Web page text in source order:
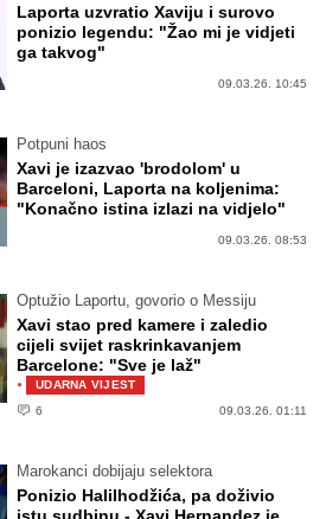
Laporta uzvratio Xaviju i surovo
ponizio legendu: "Žao mi je vidjeti
ga takvog"
09.03.26. 10:45
Potpuni haos
Xavi je izazvao 'brodolom' u
Barceloni, Laporta na koljenima:
"Konačno istina izlazi na vidjelo"
09.03.26. 08:53
Optužio Laportu, govorio o Messiju
Xavi stao pred kamere i zaledio
cijeli svijet raskrinkavanjem
Barcelone: "Sve je laž"
·
UDARNA VIJEST
6
09.03.26. 01:11
Marokanci dobijaju selektora
Ponizio Halilhodžića, pa doživio
istu sudbinu - Xavi Hernandez je